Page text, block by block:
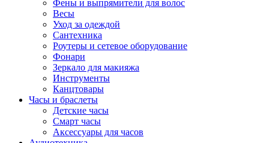
Фены и выпрямители для волос
Весы
Уход за одеждой
Сантехника
Роутеры и сетевое оборудование
Фонари
Зеркало для макияжа
Инструменты
Канцтовары
Часы и браслеты
Детские часы
Смарт часы
Аксессуары для часов